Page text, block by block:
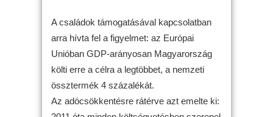
A családok támogatásával kapcsolatban
arra hívta fel a figyelmet: az Európai
Unióban GDP-arányosan Magyarország
költi erre a célra a legtöbbet, a nemzeti
össztermék 4 százalékát.
Az adócsökkentésre rátérve azt emelte ki: